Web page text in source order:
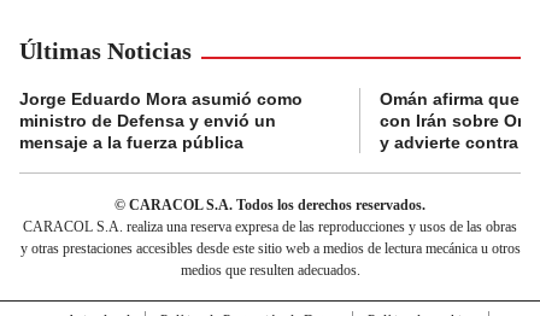
Últimas Noticias
Jorge Eduardo Mora asumió como
ministro de Defensa y envió un
mensaje a la fuerza pública
Omán afirma que
con Irán sobre
y advierte contra
© CARACOL S.A. Todos los derechos reservados.
CARACOL S.A. realiza una reserva expresa de las reproducciones y usos de las obras
y otras prestaciones accesibles desde este sitio web a medios de lectura mecánica u otros
medios que resulten adecuados.